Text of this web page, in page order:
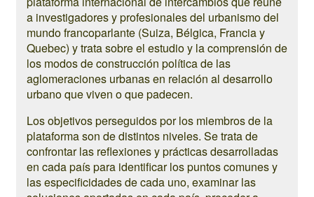
a investigadores y profesionales del urbanismo del
mundo francoparlante (Suiza, Bélgica, Francia y
Quebec) y trata sobre el estudio y la comprensión de
los modos de construcción política de las
aglomeraciones urbanas en relación al desarrollo
urbano que viven o que padecen.
Los objetivos perseguidos por los miembros de la
plataforma son de distintos niveles. Se trata de
confrontar las reflexiones y prácticas desarrolladas
en cada país para identificar los puntos comunes y
las especificidades de cada uno, examinar las